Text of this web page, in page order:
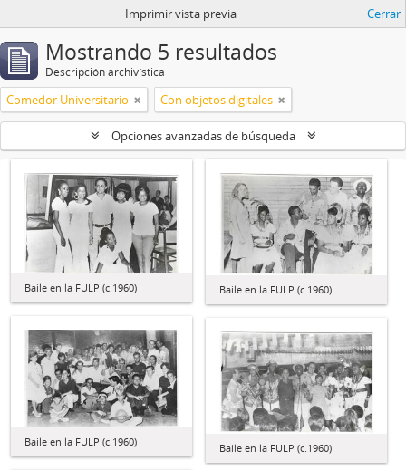
Imprimir vista previa Cerrar
Mostrando 5 resultados
Descripción archivística
Comedor Universitario Con objetos digitales
Opciones avanzadas de búsqueda
Baile en la FULP (c.1960) Baile en la FULP (c.1960)
Baile en la FULP (c.1960) Baile en la FULP (c.1960)